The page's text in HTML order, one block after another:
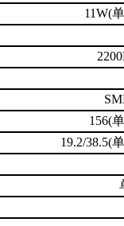
11W(
156(
19.2/